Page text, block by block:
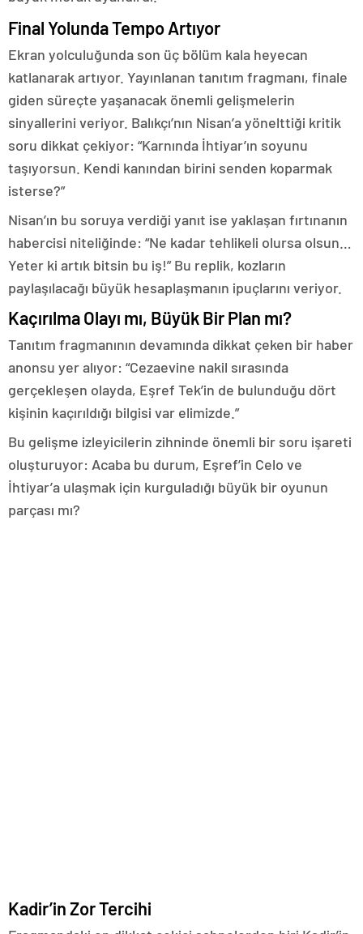
Final Yolunda Tempo Artıyor
Ekran yolculuğunda son üç bölüm kala heyecan
katlanarak artıyor. Yayınlanan tanıtım fragmanı, finale
giden süreçte yaşanacak önemli gelişmelerin
sinyallerini veriyor. Balıkçı’nın Nisan’a yönelttiği kritik
soru dikkat çekiyor: “Karnında İhtiyar’ın soyunu
taşıyorsun. Kendi kanından birini senden koparmak
isterse?”
Nisan’ın bu soruya verdiği yanıt ise yaklaşan fırtınanın
habercisi niteliğinde: “Ne kadar tehlikeli olursa olsun…
Yeter ki artık bitsin bu iş!” Bu replik, kozların
paylaşılacağı büyük hesaplaşmanın ipuçlarını veriyor.
Kaçırılma Olayı mı, Büyük Bir Plan mı?
Tanıtım fragmanının devamında dikkat çeken bir haber
anonsu yer alıyor: “Cezaevine nakil sırasında
gerçekleşen olayda, Eşref Tek’in de bulunduğu dört
kişinin kaçırıldığı bilgisi var elimizde.”
Bu gelişme izleyicilerin zihninde önemli bir soru işareti
oluşturuyor: Acaba bu durum, Eşref’in Celo ve
İhtiyar’a ulaşmak için kurguladığı büyük bir oyunun
parçası mı?
Kadir’in Zor Tercihi